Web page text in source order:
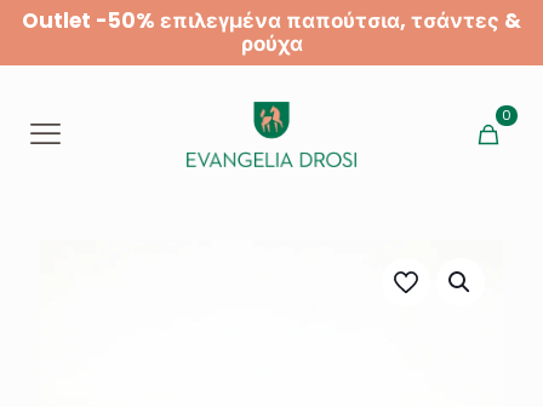
Outlet -50% επιλεγμένα παπούτσια, τσάντες &
ρούχα
0